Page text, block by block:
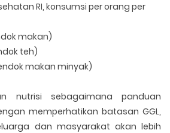
RI, konsumsi per orang per
makan)
teh)
makan minyak)
nutrisi sebagaimana panduan
memperhatikan batasan GGL,
dan masyarakat akan lebih